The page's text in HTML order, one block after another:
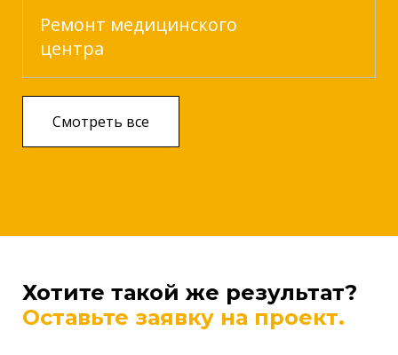
Ремонт медицинского
центра
Смотреть все
Хотите такой же результат?
Оставьте заявку на проект.